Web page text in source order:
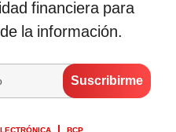
financiera para
la información.
BCP